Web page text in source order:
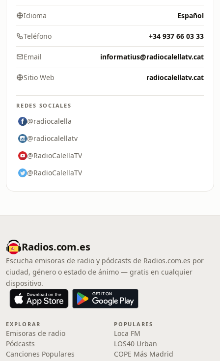
Idioma Español
Teléfono +34 937 66 03 33
Email informatius@radiocalellatv.cat
Sitio Web radiocalellatv.cat
REDES SOCIALES
@radiocalella
@radiocalellatv
@RadioCalellaTV
@RadioCalellaTV
Radios.com.es
Escucha emisoras de radio y pódcasts de Radios.com.es por
ciudad, género o estado de ánimo — gratis en cualquier
dispositivo.
EXPLORAR
Emisoras de radio
Pódcasts
Canciones Populares
POPULARES
Loca FM
LOS40 Urban
COPE Más Madrid